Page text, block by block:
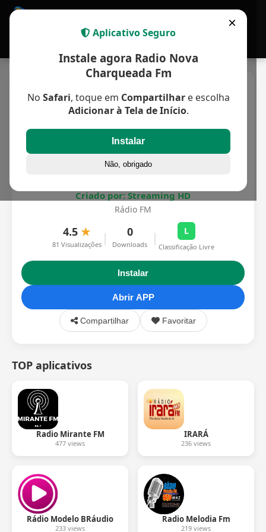
Criado por: Streaming HD
Rádio FM
4.5 ★
81 Visualizações | 0
Downloads | L
Classificação Livre
Instalar
Abrir APP
Compartilhar Favoritar
TOP aplicativos
Radio Mirante FM
477 views
IRARÁ
236 views
Rádio Modelo BRáudio
233 views
Radio Melodia Fm
219 views
×
Aplicativo Seguro
Instale agora Radio Nova
Charqueada Fm
No Safari, toque em Compartilhare escolha
Adicionar à Tela de Início.
Instalar
Não, obrigado